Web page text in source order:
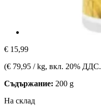
€ 15,99
(€ 79,95 / kg, вкл. 20% ДДС.
Съдържание: 200 g
На склад